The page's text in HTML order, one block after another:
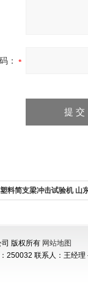
：
料简支梁冲击试验机 山
版权所有 网站地图
250032 联系人：王经